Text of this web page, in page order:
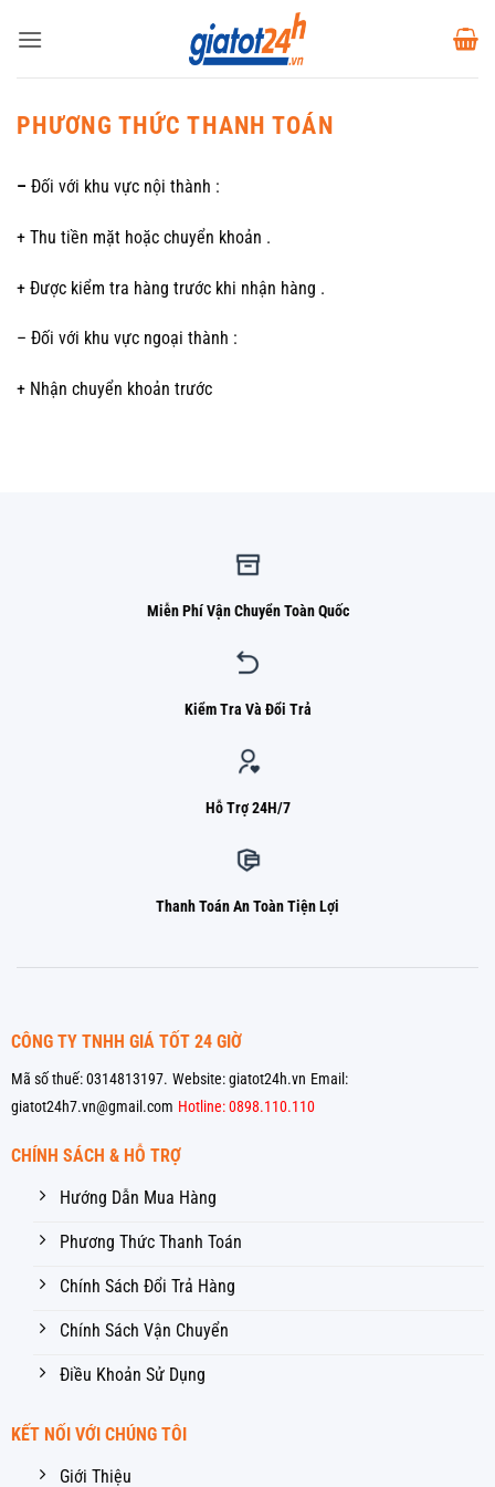
qua
PHƯƠNG THỨC THANH TOÁN
– Đối với khu vực nội thành :
+ Thu tiền mặt hoặc chuyển khoản .
+ Được kiểm tra hàng trước khi nhận hàng .
– Đối với khu vực ngoại thành :
+ Nhận chuyển khoản trước
Miễn Phí Vận Chuyển Toàn Quốc
Kiểm Tra Và Đổi Trả
Hỗ Trợ 24H/7
Thanh Toán An Toàn Tiện Lợi
CÔNG TY TNHH GIÁ TỐT 24 GIỜ
Mã số thuế: 0314813197. Website: giatot24h.vn Email:
giatot24h7.vn@gmail.com Hotline: 0898.110.110
CHÍNH SÁCH & HỖ TRỢ
Hướng Dẫn Mua Hàng
Phương Thức Thanh Toán
Chính Sách Đổi Trả Hàng
Chính Sách Vận Chuyển
Điều Khoản Sử Dụng
KẾT NỐI VỚI CHÚNG TÔI
Giới Thiệu